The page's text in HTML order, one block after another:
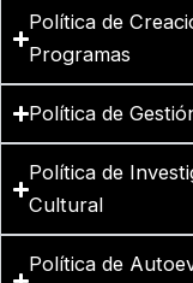
Política de
Programas
Política de
Política de
Cultural
Política de